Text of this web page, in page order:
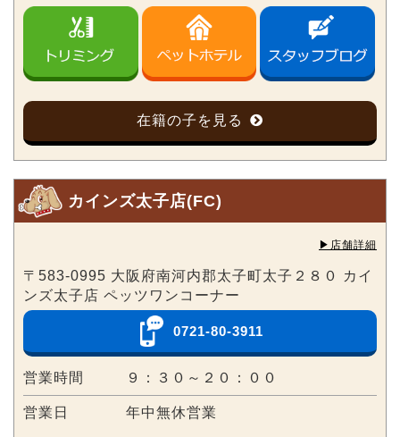
在籍の子を見る
カインズ太子店(FC)
▶︎店舗詳細
〒583-0995 大阪府南河内郡太子町太子２８０ カイ
ンズ太子店 ペッツワンコーナー
0721-80-3911
営業時間 ９：３０～２０：００
営業日 年中無休営業